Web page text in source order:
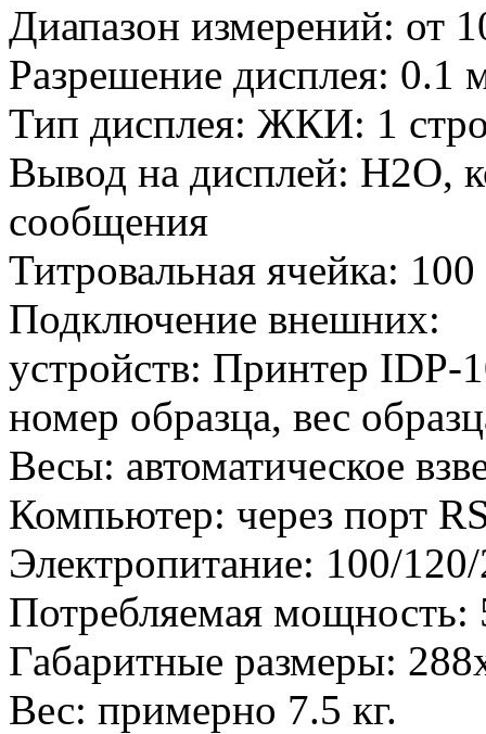
Диапазон измерений: от
Разрешение дисплея: 0.1
Тип дисплея: ЖКИ: 1
Вывод на дисплей: H2O,
сообщения
Титровальная ячейка:
Подключение внешних:
устройств: Принтер IDP-
номер образца, вес
Весы: автоматическое
Компьютер: через порт
Электропитание: 100/
Потребляемая мощность:
Габаритные размеры:
Вес: примерно 7.5 кг.